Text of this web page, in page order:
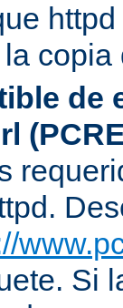
de
Si